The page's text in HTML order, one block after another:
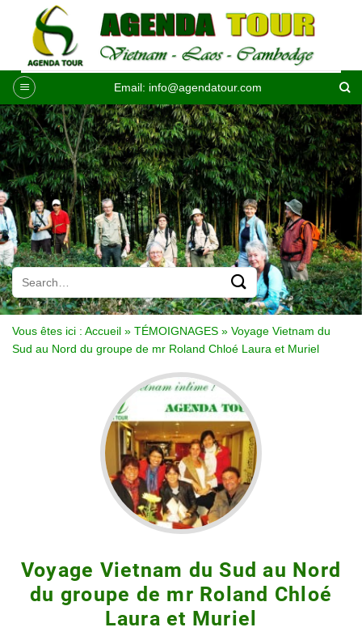
contenu
Email: info@agendatour.com
Vous êtes ici : Accueil » TÉMOIGNAGES » Voyage Vietnam du
Sud au Nord du groupe de mr Roland Chloé Laura et Muriel
Voyage Vietnam du Sud au Nord
du groupe de mr Roland Chloé
Laura et Muriel